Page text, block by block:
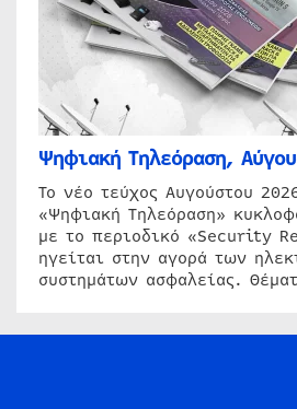
Ψηφιακή Τηλεόραση,
Το νέο τεύχος Αυγούστου
«Ψηφιακή Τηλεόραση»
με το περιοδικό «Security
ηγείται στην αγορά των
συστημάτων ασφαλείας.